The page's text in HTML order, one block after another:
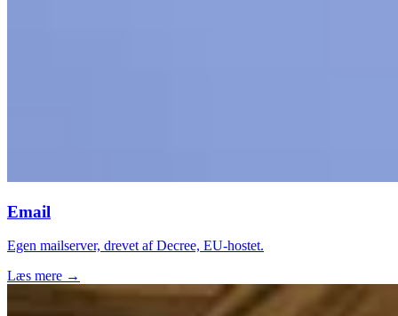
Email
Egen mailserver, drevet af Decree, EU-hostet.
Læs mere →